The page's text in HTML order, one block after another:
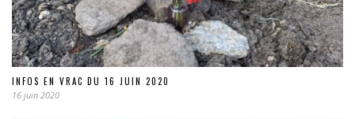
INFOS EN VRAC DU 16 JUIN 2020
16 juin 2020